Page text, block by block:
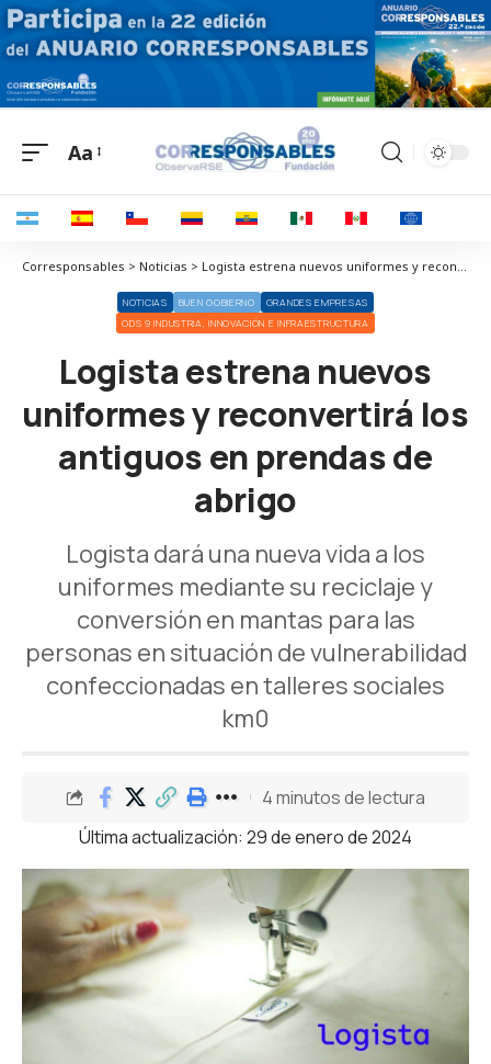
Aa
Corresponsables > Noticias > Logista estrena nuevos uniformes y reconvertirá los antiguos en prendas de abrigo
NOTICIAS BUEN GOBIERNO
GRANDES EMPRESAS
ODS 9 INDUSTRIA, INNOVACIÓN E INFRAESTRUCTURA
Logista estrena nuevos
uniformes y reconvertirá los
antiguos en prendas de
abrigo
Logista dará una nueva vida a los
uniformes mediante su reciclaje y
conversión en mantas para las
personas en situación de vulnerabilidad
confeccionadas en talleres sociales
km0
Última actualización: 29 de enero de 2024
4 minutos de lectura